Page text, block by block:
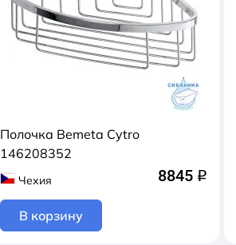
Полочка Bemeta Cytro
146208352
Чехия 8845 q
В корзину